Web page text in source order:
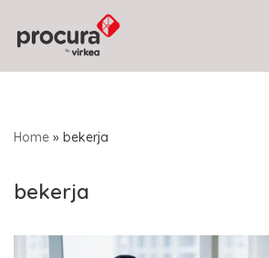
Skip
to
Home » bekerja
bekerja